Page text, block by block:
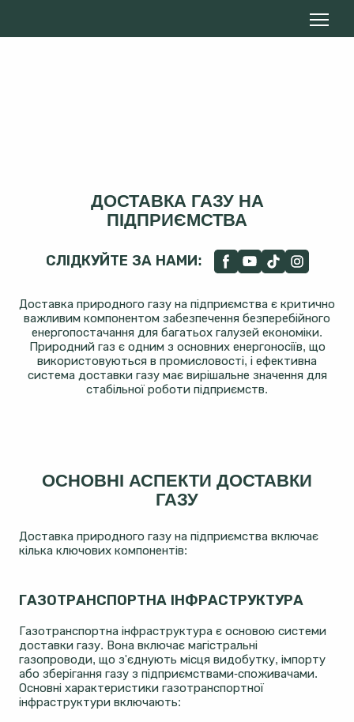
ДОСТАВКА ГАЗУ НА
ПІДПРИЄМСТВА
СЛІДКУЙТЕ ЗА НАМИ:
Доставка природного газу на підприємства є критично
важливим компонентом забезпечення безперебійного
енергопостачання для багатьох галузей економіки.
Природний газ є одним з основних енергоносіїв, що
використовуються в промисловості, і ефективна
система доставки газу має вирішальне значення для
стабільної роботи підприємств.
ОСНОВНІ АСПЕКТИ ДОСТАВКИ
ГАЗУ
Доставка природного газу на підприємства включає
кілька ключових компонентів:
ГАЗОТРАНСПОРТНА ІНФРАСТРУКТУРА
Газотранспортна інфраструктура є основою системи
доставки газу. Вона включає магістральні
газопроводи, що з'єднують місця видобутку, імпорту
або зберігання газу з підприємствами-споживачами.
Основні характеристики газотранспортної
інфраструктури включають: